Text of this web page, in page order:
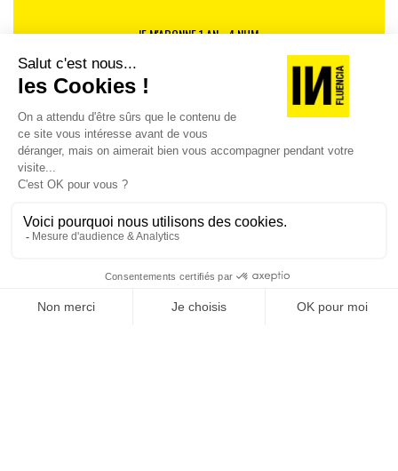
JE M'ABONNE 1 AN - 4 NUM.
JE DÉCOUVRE LES NUMÉROS PRÉCÉDENTS
Je suis déjà abonné(e) :je consulte la revue en